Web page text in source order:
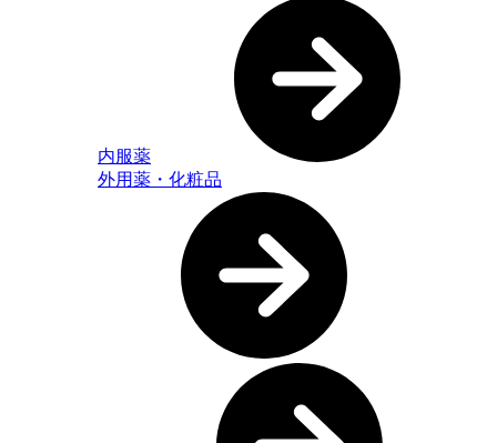
内服薬
外用薬・化粧品